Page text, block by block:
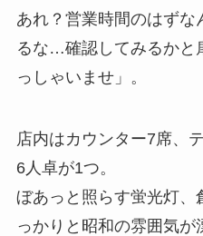
あれ？営業時間のはずな
るな…確認してみるかと
っしゃいませ」。
店内はカウンター7席、
6人卓が1つ。
ぼあっと照らす蛍光灯、
っかりと昭和の雰囲気が